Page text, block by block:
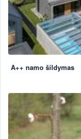
A++ namo šildymas